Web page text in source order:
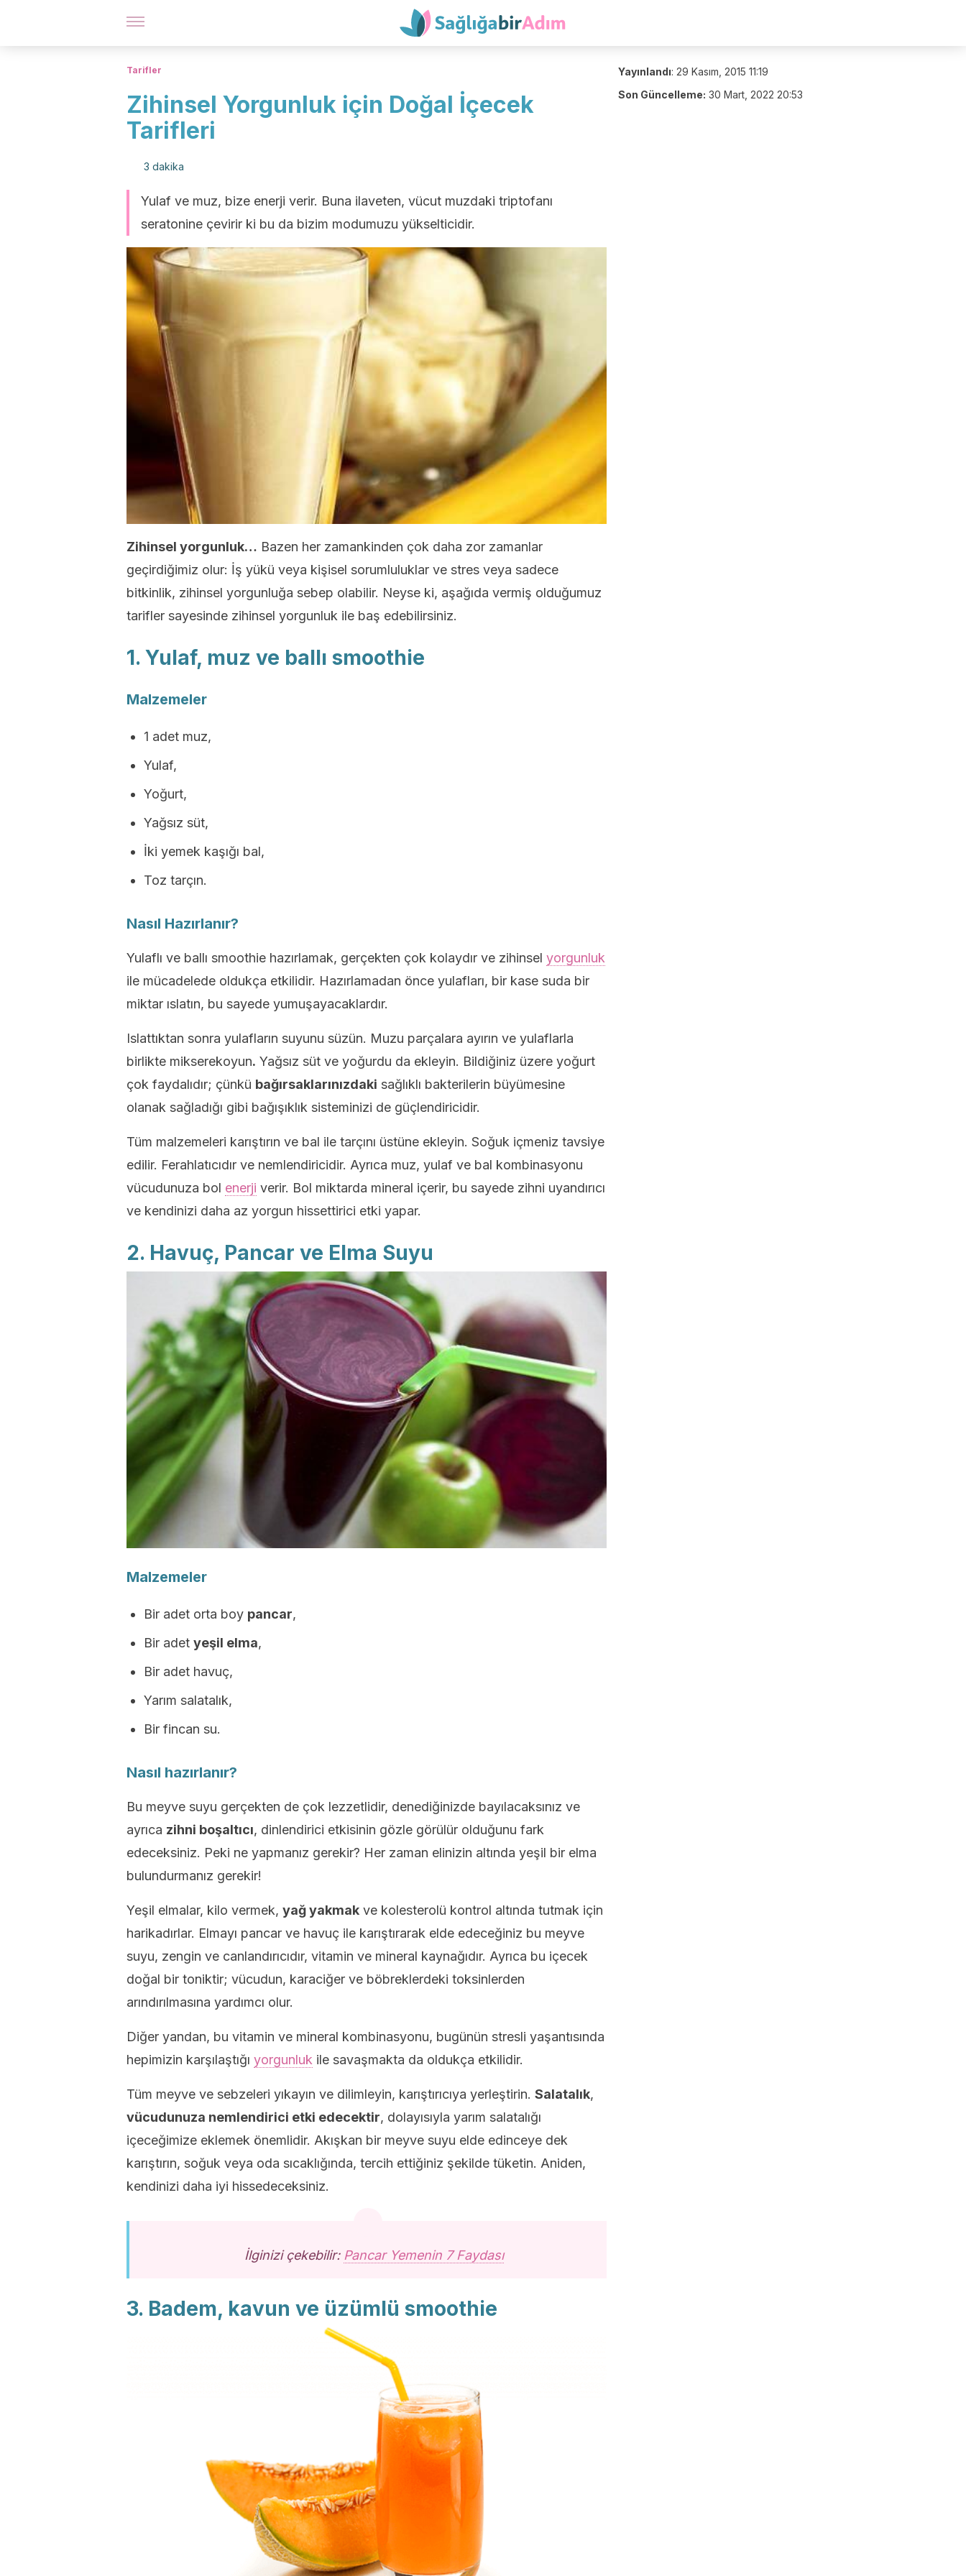
Tarifler
Zihinsel Yorgunluk için Doğal İçecek
Tarifleri
3 dakika
Yulaf ve muz, bize enerji verir. Buna ilaveten, vücut muzdaki triptofanı
seratonine çevirir ki bu da bizim modumuzu yükselticidir.
Zihinsel yorgunluk… Bazen her zamankinden çok daha zor zamanlar
geçirdiğimiz olur: İş yükü veya kişisel sorumluluklar ve stres veya sadece
bitkinlik, zihinsel yorgunluğa sebep olabilir. Neyse ki, aşağıda vermiş olduğumuz
tarifler sayesinde zihinsel yorgunluk ile baş edebilirsiniz.
1. Yulaf, muz ve ballı smoothie
Malzemeler
1 adet muz,
Yulaf,
Yoğurt,
Yağsız süt,
İki yemek kaşığı bal,
Toz tarçın.
Nasıl Hazırlanır?
Yulaflı ve ballı smoothie hazırlamak, gerçekten çok kolaydır ve zihinsel yorgunluk
ile mücadelede oldukça etkilidir. Hazırlamadan önce yulafları, bir kase suda bir
miktar ıslatın, bu sayede yumuşayacaklardır.
Islattıktan sonra yulafların suyunu süzün. Muzu parçalara ayırın ve yulaflarla
birlikte mikserekoyun. Yağsız süt ve yoğurdu da ekleyin. Bildiğiniz üzere yoğurt
çok faydalıdır; çünkü bağırsaklarınızdaki sağlıklı bakterilerin büyümesine
olanak sağladığı gibi bağışıklık sisteminizi de güçlendiricidir.
Tüm malzemeleri karıştırın ve bal ile tarçını üstüne ekleyin. Soğuk içmeniz tavsiye
edilir. Ferahlatıcıdır ve nemlendiricidir. Ayrıca muz, yulaf ve bal kombinasyonu
vücudunuza bol enerji verir. Bol miktarda mineral içerir, bu sayede zihni uyandırıcı
ve kendinizi daha az yorgun hissettirici etki yapar.
2. Havuç, Pancar ve Elma Suyu
Malzemeler
Bir adet orta boy pancar,
Bir adet yeşil elma,
Bir adet havuç,
Yarım salatalık,
Bir fincan su.
Nasıl hazırlanır?
Bu meyve suyu gerçekten de çok lezzetlidir, denediğinizde bayılacaksınız ve
ayrıca zihni boşaltıcı, dinlendirici etkisinin gözle görülür olduğunu fark
edeceksiniz. Peki ne yapmanız gerekir? Her zaman elinizin altında yeşil bir elma
bulundurmanız gerekir!
Yeşil elmalar, kilo vermek, yağ yakmak ve kolesterolü kontrol altında tutmak için
harikadırlar. Elmayı pancar ve havuç ile karıştırarak elde edeceğiniz bu meyve
suyu, zengin ve canlandırıcıdır, vitamin ve mineral kaynağıdır. Ayrıca bu içecek
doğal bir toniktir; vücudun, karaciğer ve böbreklerdeki toksinlerden
arındırılmasına yardımcı olur.
Diğer yandan, bu vitamin ve mineral kombinasyonu, bugünün stresli yaşantısında
hepimizin karşılaştığı yorgunluk ile savaşmakta da oldukça etkilidir.
Tüm meyve ve sebzeleri yıkayın ve dilimleyin, karıştırıcıya yerleştirin. Salatalık,
vücudunuza nemlendirici etki edecektir, dolayısıyla yarım salatalığı
içeceğimize eklemek önemlidir. Akışkan bir meyve suyu elde edinceye dek
karıştırın, soğuk veya oda sıcaklığında, tercih ettiğiniz şekilde tüketin. Aniden,
kendinizi daha iyi hissedeceksiniz.
İlginizi çekebilir: Pancar Yemenin 7 Faydası
3. Badem, kavun ve üzümlü smoothie
Yayınlandı: 29 Kasım, 2015 11:19
Son Güncelleme: 30 Mart, 2022 20:53